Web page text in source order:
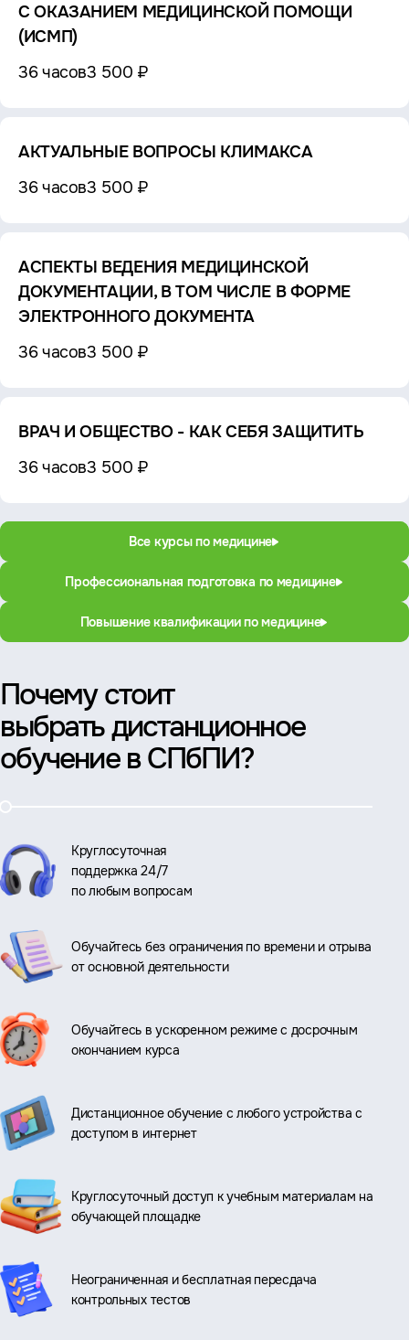
С ОКАЗАНИЕМ МЕДИЦИНСКОЙ ПОМОЩИ
(ИСМП)
36 часов3 500 ₽
АКТУАЛЬНЫЕ ВОПРОСЫ КЛИМАКСА
36 часов3 500 ₽
АСПЕКТЫ ВЕДЕНИЯ МЕДИЦИНСКОЙ
ДОКУМЕНТАЦИИ, В ТОМ ЧИСЛЕ В ФОРМЕ
ЭЛЕКТРОННОГО ДОКУМЕНТА
36 часов3 500 ₽
ВРАЧ И ОБЩЕСТВО - КАК СЕБЯ ЗАЩИТИТЬ
36 часов3 500 ₽
Все курсы по медицине
Профессиональная подготовка по медицине
Повышение квалификации по медицине
Почему стоит
выбрать дистанционное
обучение в СПбПИ?
Круглосуточная
поддержка 24/7
по любым вопросам
Обучайтесь без ограничения по времени и отрыва
от основной деятельности
Обучайтесь в ускоренном режиме с досрочным
окончанием курса
Дистанционное обучение с любого устройства с
доступом в интернет
Круглосуточный доступ к учебным материалам на
обучающей площадке
Неограниченная и бесплатная пересдача
контрольных тестов